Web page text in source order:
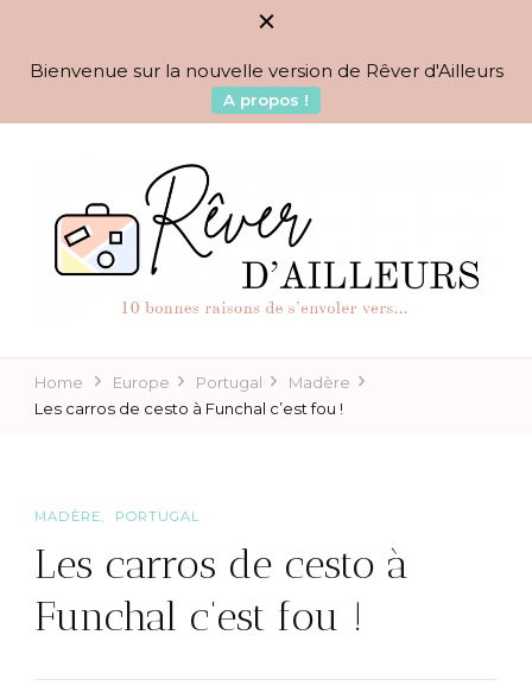
Bienvenue sur la nouvelle version de Rêver d'Ailleurs
A propos !
Rêver d'Ailleurs – 10
raisons de s'envoler vers…
BLOG VOYAGES DEPUIS 2010
Home Europe Portugal
Madère
Les carros de cesto à Funchal c’est fou !
MADÈRE PORTUGAL
Les carros de cesto à
Funchal c’est fou !